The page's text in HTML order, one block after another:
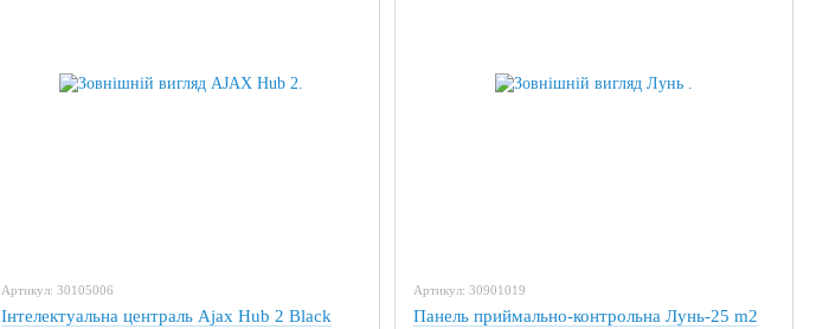
Артикул: 30105006
Інтелектуальна централь Ajax Hub 2 Black
Артикул: 30901019
Панель приймально-контрольна Лунь-25 m2